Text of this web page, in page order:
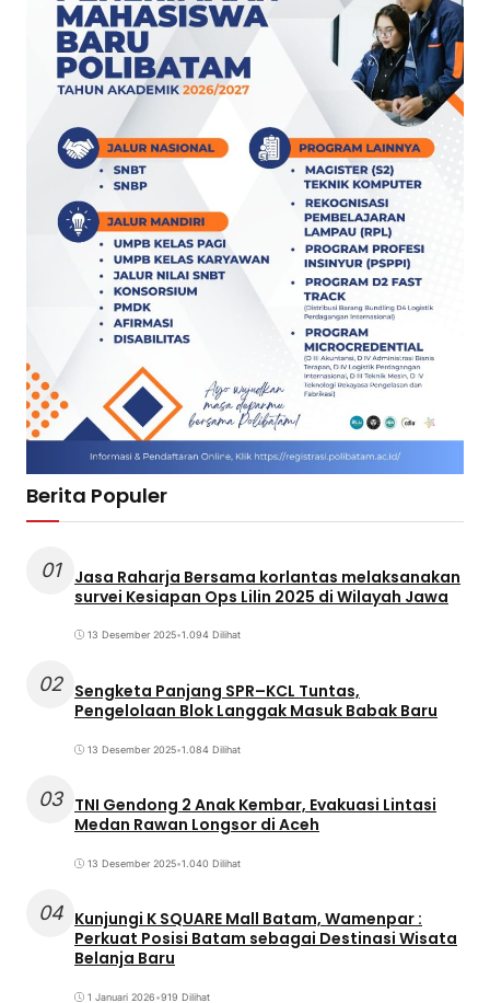
Berita Populer
01
Jasa Raharja Bersama korlantas melaksanakan
survei Kesiapan Ops Lilin 2025 di Wilayah Jawa
13 Desember 2025•1.094 Dilihat
02 Sengketa Panjang SPR–KCL Tuntas,
Pengelolaan Blok Langgak Masuk Babak Baru
13 Desember 2025•1.084 Dilihat
03 TNI Gendong 2 Anak Kembar, Evakuasi Lintasi
Medan Rawan Longsor di Aceh
13 Desember 2025•1.040 Dilihat
04 Kunjungi K SQUARE Mall Batam, Wamenpar :
Perkuat Posisi Batam sebagai Destinasi Wisata
Belanja Baru
1 Januari 2026•919 Dilihat